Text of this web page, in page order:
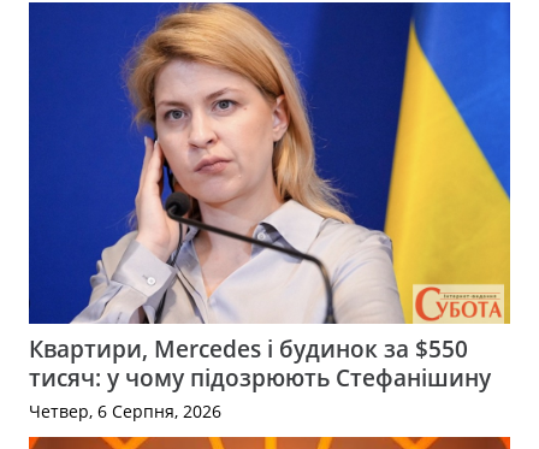
Квартири, Mercedes і будинок за $550
тисяч: у чому підозрюють Стефанішину
Четвер, 6 Серпня, 2026